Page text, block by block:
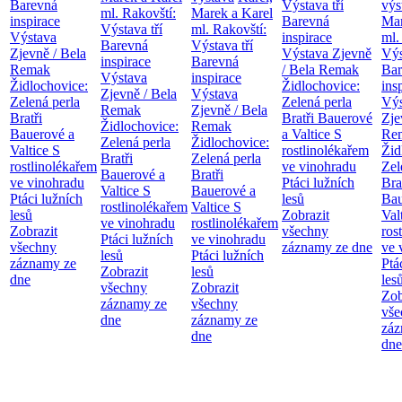
Barevná
inspirace
Výstava
Zjevně / Bela
Remak
Židlochovice:
Zelená perla
Bratři
Bauerové a
Valtice S
rostlinolékařem
ve vinohradu
Ptáci lužních
lesů
Zobrazit
všechny
záznamy ze
dne
ml. Rakovští:
Výstava tří
Barevná
inspirace
Výstava
Zjevně / Bela
Remak
Židlochovice:
Zelená perla
Bratři
Bauerové a
Valtice S
rostlinolékařem
ve vinohradu
Ptáci lužních
lesů
Zobrazit
všechny
záznamy ze
dne
Marek a Karel
ml. Rakovští:
Výstava tří
Barevná
inspirace
Výstava
Zjevně / Bela
Remak
Židlochovice:
Zelená perla
Bratři
Bauerové a
Valtice S
rostlinolékařem
ve vinohradu
Ptáci lužních
lesů
Zobrazit
všechny
záznamy ze
dne
Výstava tří
Barevná
inspirace
Výstava Zjevně
/ Bela Remak
Židlochovice:
Zelená perla
Bratři Bauerové
a Valtice S
rostlinolékařem
ve vinohradu
Ptáci lužních
lesů
Zobrazit
všechny
záznamy ze dne
ml.
ve
dne